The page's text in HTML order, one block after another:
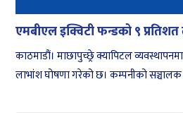
एमबीएल इक्विटी फन्डको ९
काठमाडौं। माछापुच्छ्रे क्यापिटल
लाभांश घोषणा गरेको छ। कम्पनीको सञ्चालक